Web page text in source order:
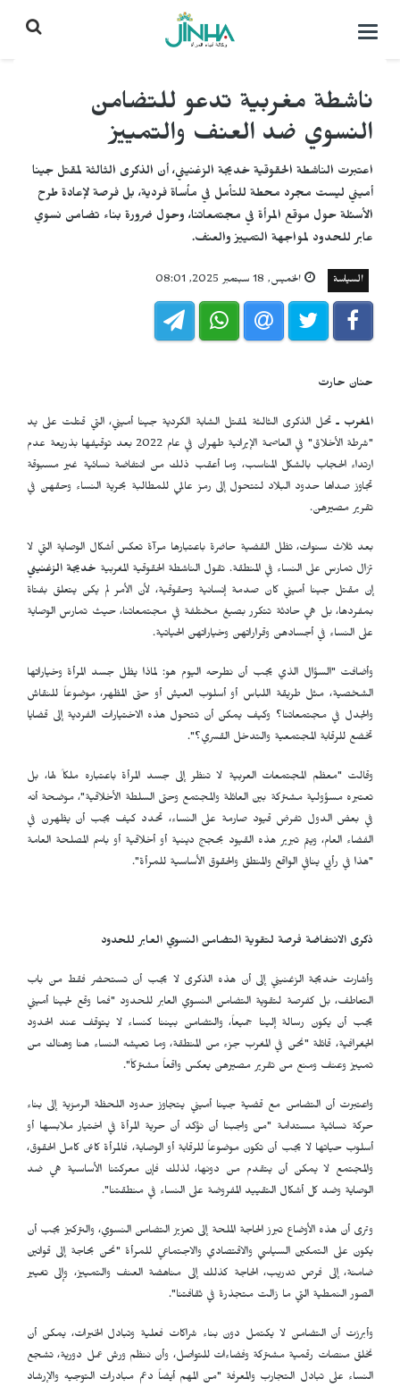
التحكم
ناشطة مغربية تدعو للتضامن
النسوي ضد العنف والتمييز
اعتبرت الناشطة الحقوقية خديجة الزغنيني، أن الذكرى الثالثة لمقتل جينا
أميني ليست مجرد محطة للتأمل في مأساة فردية، بل فرصة لإعادة طرح
الأسئلة حول موقع المرأة في مجتمعاتنا، وحول ضرورة بناء تضامن نسوي
عابر للحدود لمواجهة التمييز والعنف.
السياسة الخميس, 18 سبتمبر 2025, 08:01
حنان حارت
المغرب ـ تحل الذكرى الثالثة لمقتل الشابة الكردية جينا أميني، التي قتلت على يد
"شرطة الأخلاق" في العاصمة الإيرانية طهران في عام 2022 بعد توقيفها بذريعة عدم
ارتداء الحجاب بالشكل المناسب، وما أعقب ذلك من انتفاضة نسائية غير مسبوقة
تجاوز صداها حدود البلاد لتتحول إلى رمز عالمي للمطالبة بحرية النساء وحقهن في
تقرير مصيرهن.
بعد ثلاث سنوات، تظل القضية حاضرة باعتبارها مرآة تعكس أشكال الوصاية التي لا
تزال تمارس على النساء في المنطقة. تقول الناشطة الحقوقية المغربية خديجة الزغنيني
إن مقتل جينا أميني كان صدمة إنسانية وحقوقية، لأن الأمر لم يكن يتعلق بفتاة
بمفردها، بل هي حادثة تتكرر بصيغ مختلفة في مجتمعاتنا، حيث تمارس الوصاية
على النساء في أجسادهن وقراراتهن وخياراتهن الحياتية.
وأضافت "السؤال الذي يجب أن نطرحه اليوم هو: لماذا يظل جسد المرأة وخياراتها
الشخصية، مثل طريقة اللباس أو أسلوب العيش أو حتى المظهر، موضوعاً للنقاش
والجدل في مجتمعاتنا؟ وكيف يمكن أن تتحول هذه الاختيارات الفردية إلى قضايا
تخضع للرقابة المجتمعية والتدخل القسري؟".
وقالت "معظم المجتمعات العربية لا تنظر إلى جسد المرأة باعتباره ملكاً لها، بل
تعتبره مسؤولية مشتركة بين العائلة والمجتمع وحتى السلطة الأخلاقية"، موضحة أنه
في بعض الدول تفرض قيود صارمة على النساء، تحدد كيف يجب أن يظهرن في
الفضاء العام، ويتم تبرير هذه القيود بحجج دينية أو أخلاقية أو باسم المصلحة العامة
"هذا في رأيي ينافي الواقع والمنطق والحقوق الأساسية للمرأة".
ذكرى الانتفاضة فرصة لتقوية التضامن النسوي العابر للحدود
وأشارت خديجة الزغنيني إلى أن هذه الذكرى لا يجب أن تستحضر فقط من باب
التعاطف، بل كفرصة لتقوية التضامن النسوي العابر للحدود "فما وقع لجينا أميني
يجب أن يكون رسالة إلينا جميعاً، والتضامن بيننا كنساء لا يتوقف عند الحدود
الجغرافية، قائلة "نحن في المغرب جزء من المنطقة، وما تعيشه النساء هنا وهناك من
تمييز وعنف ومنع من تقرير مصيرهن يعكس واقعاً مشتركاً".
واعتبرت أن التضامن مع قضية جينا أميني يتجاوز حدود اللحظة الرمزية إلى بناء
حركة نسائية مستدامة "من واجبنا أن نؤكد أن حرية المرأة في اختيار ملابسها أو
أسلوب حياتها لا يجب أن تكون موضوعاً للرقابة أو الوصاية، فالمرأة كائن كامل الحقوق،
والمجتمع لا يمكن أن يتقدم من دونها، لذلك فإن معركتنا الأساسية هي ضد
الوصاية وضد كل أشكال التقييد المفروضة على النساء في منطقتنا".
وترى أن هذه الأوضاع تبرز الحاجة الملحة إلى تعزيز التضامن النسوي، والتركيز يجب أن
يكون على التمكين السياسي والاقتصادي والاجتماعي للمرأة "نحن بحاجة إلى قوانين
ضامنة، إلى فرص تدريب، الحاجة كذلك إلى مناهضة العنف والتمييز، وإلى تغيير
الصور النمطية التي ما زالت متجذرة في ثقافتنا".
وأبرزت أن التضامن لا يكتمل دون بناء شراكات فعلية وتبادل الخبرات، يمكن أن
نخلق منصات رقمية مشتركة وفضاءات للتواصل، وأن ننظم ورش عمل دورية، تشجع
النساء على تبادل التجارب والمعرفة "من المهم أيضاً دعم مبادرات التوجيه والإرشاد